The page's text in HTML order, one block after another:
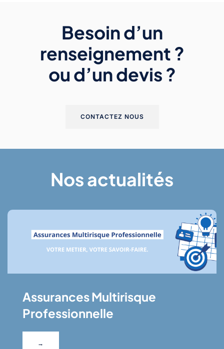
Besoin d’un
renseignement ?
ou d’un devis ?
CONTACTEZ NOUS
Nos actualités
Assurances Multirisque
Professionnelle
→